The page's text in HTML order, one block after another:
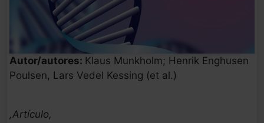
Autor/autores: Klaus Munkholm; Henrik Enghusen
Poulsen, Lars Vedel Kessing (et al.)
,Artículo,